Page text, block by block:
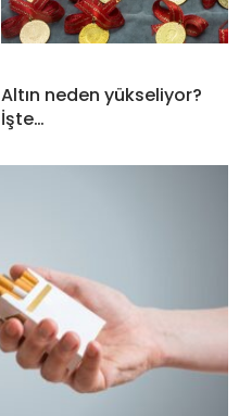
Altın neden yükseliyor?
İşte…